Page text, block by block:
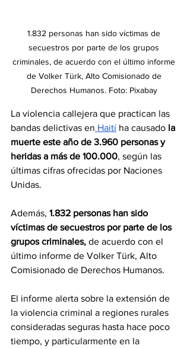
1.832 personas han sido víctimas de
secuestros por parte de los grupos
criminales, de acuerdo con el último informe
de Volker Türk, Alto Comisionado de
Derechos Humanos. Foto: Pixabay
La violencia callejera que practican las
bandas delictivas en Haití ha causado la
muerte este año de 3.960 personas y
heridas a más de 100.000, según las
últimas cifras ofrecidas por Naciones
Unidas.
Además, 1.832 personas han sido
víctimas de secuestros por parte de los
grupos criminales, de acuerdo con el
último informe de Volker Türk, Alto
Comisionado de Derechos Humanos.
El informe alerta sobre la extensión de
la violencia criminal a regiones rurales
consideradas seguras hasta hace poco
tiempo, y particularmente en la